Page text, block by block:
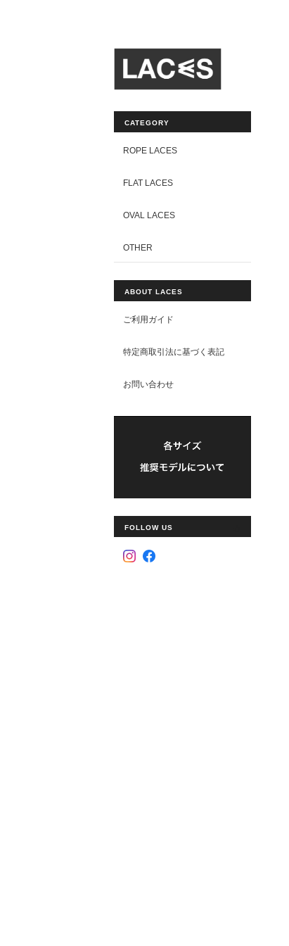
CATEGORY
ROPE LACES
FLAT LACES
OVAL LACES
OTHER
ABOUT LACES
ご利用ガイド
特定商取引法に基づく表記
お問い合わせ
FOLLOW US